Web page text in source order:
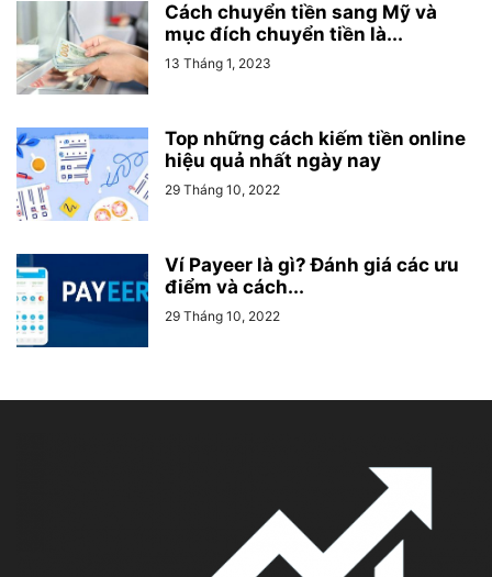
Cách chuyển tiền sang Mỹ và
mục đích chuyển tiền là...
13 Tháng 1, 2023
Top những cách kiếm tiền online
hiệu quả nhất ngày nay
29 Tháng 10, 2022
Ví Payeer là gì? Đánh giá các ưu
điểm và cách...
29 Tháng 10, 2022